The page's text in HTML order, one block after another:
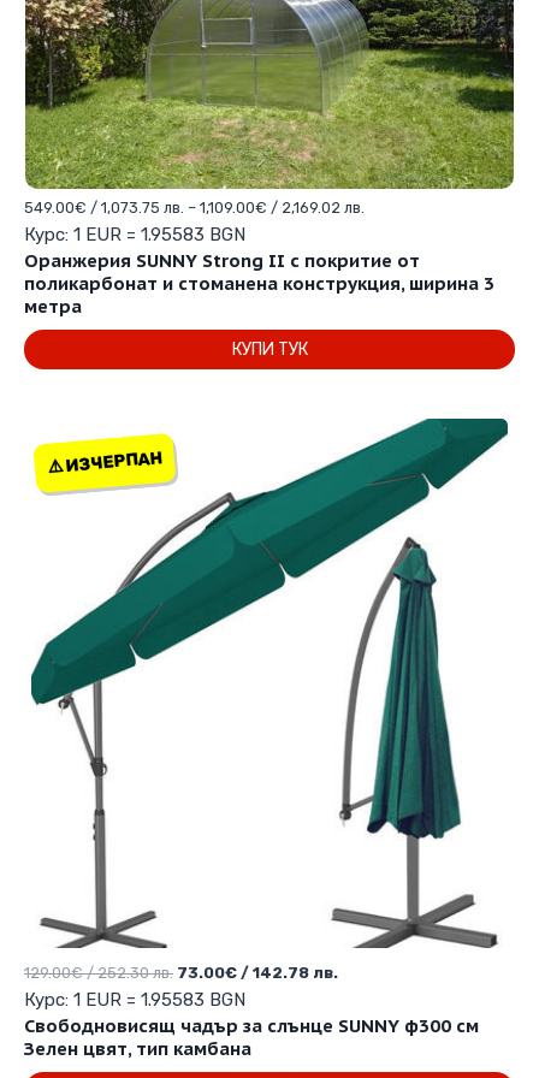
Оранжерия SUNNY Strong II с покритие от
поликарбонат и стоманена конструкция, ширина 3
метра
549.00€ / 1,073.75 лв. – 1,109.00€ / 2,169.02 лв.
549.00€
/
through
/
Курс: 1 EUR = 1.95583 BGN
КУПИ ТУК
has
multiple
variants.
chosen
on
the
product
⚠️ ИЗЧЕРПАН
⚠️ ИЗЧЕРПАН
Свободновисящ чадър за слънце SUNNY ф300 см
Зелен цвят, тип камбана
129.00€/ 252.30 лв. Original
price
was:
129.00€
73.00€ / 142.78 лв.
е:
Курс: 1 EUR = 1.95583 BGN